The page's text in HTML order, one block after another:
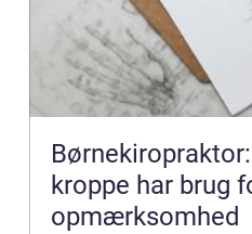
kroppe har brug
opmærksomhed